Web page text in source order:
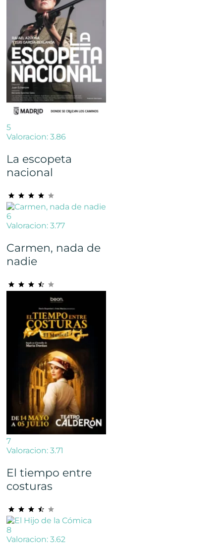
5
Valoracion: 3.86
La escopeta
nacional
6
Valoracion: 3.77
Carmen, nada de
nadie
7
Valoracion: 3.71
El tiempo entre
costuras
8
Valoracion: 3.62